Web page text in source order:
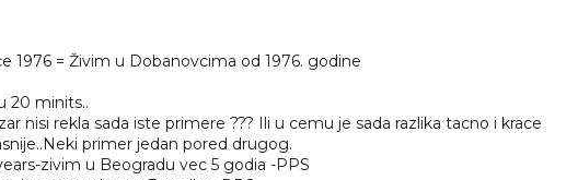
1976 = Živim u Dobanovcima od 1976. godine
20 minits..
nisi rekla sada iste primere ??? Ili u cemu je sada razlika tacno i krace
primer jedan pored drugog.
zivim u Beogradu vec 5 godia -PPS